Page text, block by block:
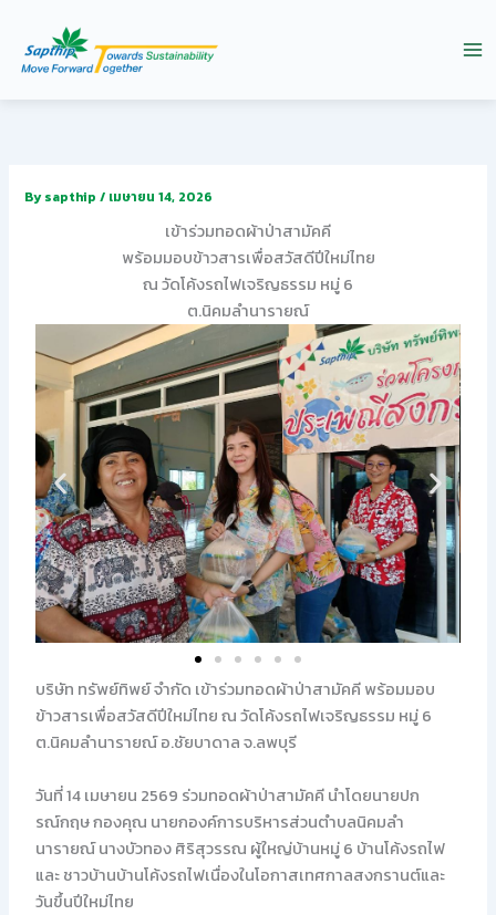
content
Bysapthip/ เมษายน 14, 2026
เข้าร่วมทอดผ้าป่าสามัคคี
พร้อมมอบข้าวสารเพื่อสวัสดีปีใหม่ไทย
ณ วัดโค้งรถไฟเจริญธรรม หมู่ 6
ต.นิคมลำนารายณ์
บริษัท ทรัพย์ทิพย์ จำกัด เข้าร่วมทอดผ้าป่าสามัคคี พร้อมมอบ
ข้าวสารเพื่อสวัสดีปีใหม่ไทย ณ วัดโค้งรถไฟเจริญธรรม หมู่ 6
ต.นิคมลำนารายณ์ อ.ชัยบาดาล จ.ลพบุรี
วันที่ 14 เมษายน 2569 ร่วมทอดผ้าป่าสามัคคี นำโดยนายปก
รณ์กฤษ กองคุณ นายกองค์การบริหารส่วนตำบลนิคมลำ
นารายณ์ นางบัวทอง ศิริสุวรรณ ผู้ใหญ่บ้านหมู่ 6 บ้านโค้งรถไฟ
และ ชาวบ้านบ้านโค้งรถไฟเนื่องในโอกาสเทศกาลสงกรานต์และ
วันขึ้นปีใหม่ไทย